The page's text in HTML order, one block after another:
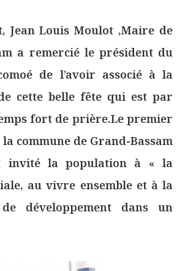
Jean Louis Moulot ,Maire de
a remercié le président du
de l’avoir associé à la
cette belle fête qui est par
fort de prière.Le premier
commune de Grand-Bassam
invité la population à « la
au vivre ensemble et à la
développement dans un